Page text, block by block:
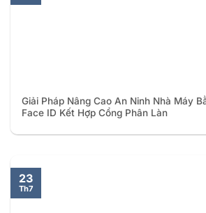
Giải Pháp Nâng Cao An Ninh Nhà Máy
Face ID Kết Hợp Cổng Phân Làn
23
Th7